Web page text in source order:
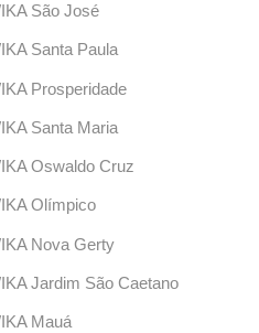
São José
Santa Paula
Prosperidade
Santa Maria
Oswaldo Cruz
Olímpico
Nova Gerty
Jardim São Caetano
Mauá